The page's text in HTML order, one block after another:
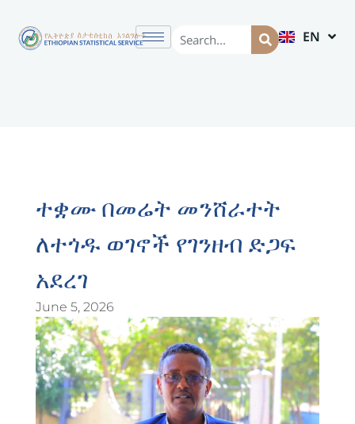
EN
AM
ተቋሙ በመሬት መንሸራተት
ለተጎዱ ወገኖች የገንዘብ ድጋፍ
አደረገ
June 5, 2026